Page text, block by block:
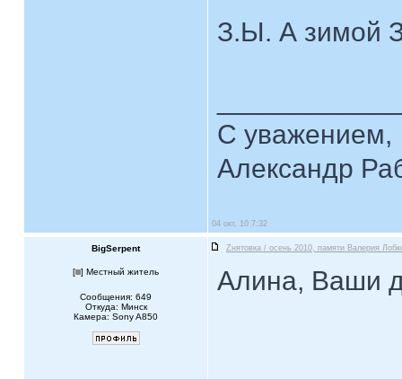
З.Ы. А зимой
С уважением,
Александр
04 окт, 10 7:32
BigSerpent Zнятовка / осень 2010, памяти Валерия
[ ] Местный житель
Сообщения: 649
Откуда: Минск
Камера: Sony A850
Алина, Ваши